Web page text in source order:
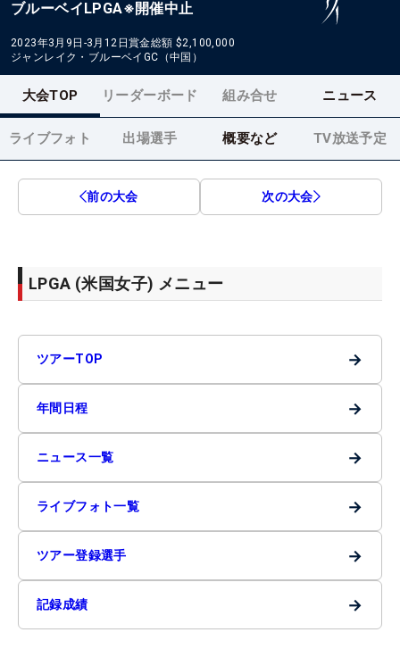
ブルーベイLPGA※開催中止
2023年3月9日-3月12日賞金総額 $2,100,000
ジャンレイク・ブルーベイGC（中国）
大会TOP リーダーボード 組み合せ ニュース
ライブフォト 出場選手 概要など TV放送予定
前の大会 次の大会
LPGA (米国女子) メニュー
ツアーTOP →
年間日程 →
ニュース一覧 →
ライブフォト一覧 →
ツアー登録選手 →
記録成績 →